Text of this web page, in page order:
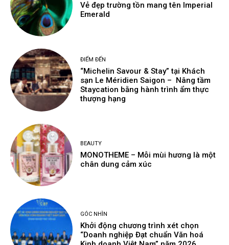
Vẻ đẹp trường tồn mang tên Imperial
Emerald
ĐIỂM ĐẾN
“Michelin Savour & Stay” tại Khách
sạn Le Méridien Saigon – Nâng tầm
Staycation bằng hành trình ẩm thực
thượng hạng
BEAUTY
MONOTHEME – Mỗi mùi hương là một
chân dung cảm xúc
GÓC NHÌN
Khởi động chương trình xét chọn
“Doanh nghiệp Đạt chuẩn Văn hoá